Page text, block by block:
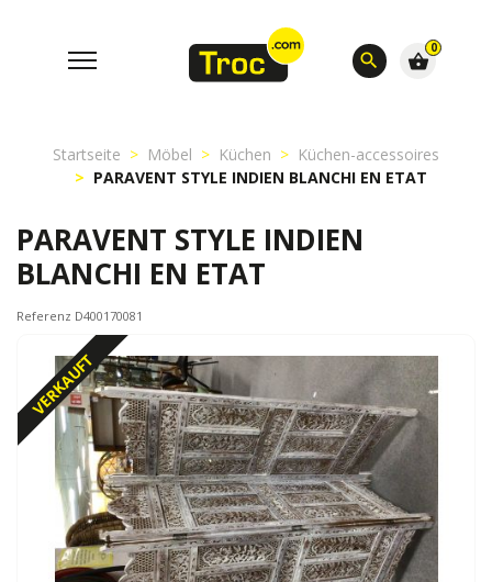
search
0
shopping_basket
Startseite Möbel Küchen
Küchen-accessoires
PARAVENT STYLE INDIEN BLANCHI EN ETAT
PARAVENT STYLE INDIEN
BLANCHI EN ETAT
Referenz D400170081
VERKAUFT